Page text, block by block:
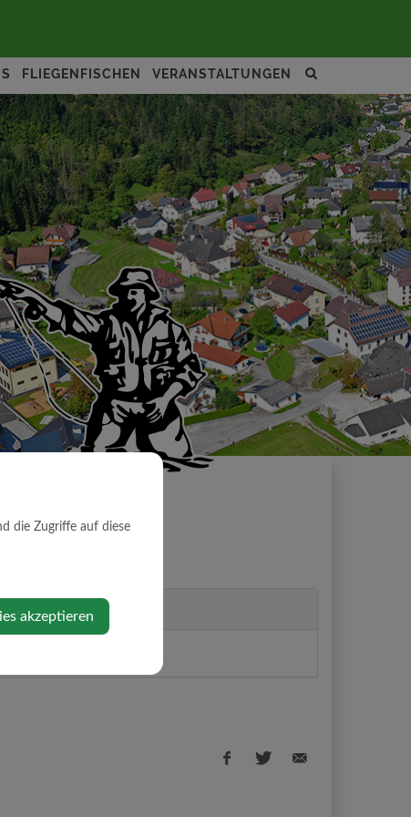
Site
toggle
FLIEGENFISCHEN VERANSTALTUNGEN
die Zugriffe auf diese
akzeptieren